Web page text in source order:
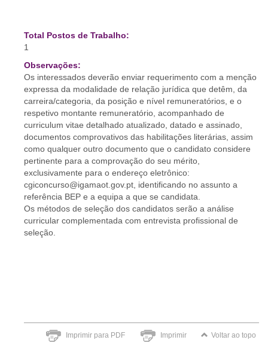
Total Postos de Trabalho:
1
Observações:
Os interessados deverão enviar requerimento com a menção
expressa da modalidade de relação jurídica que detêm, da
carreira/categoria, da posição e nível remuneratórios, e o
respetivo montante remuneratório, acompanhado de
curriculum vitae detalhado atualizado, datado e assinado,
documentos comprovativos das habilitações literárias, assim
como qualquer outro documento que o candidato considere
pertinente para a comprovação do seu mérito,
exclusivamente para o endereço eletrônico:
cgiconcurso@igamaot.gov.pt, identificando no assunto a
referência BEP e a equipa a que se candidata.
Os métodos de seleção dos candidatos serão a análise
curricular complementada com entrevista profissional de
seleção.
Imprimir para PDF Imprimir Voltar ao topo